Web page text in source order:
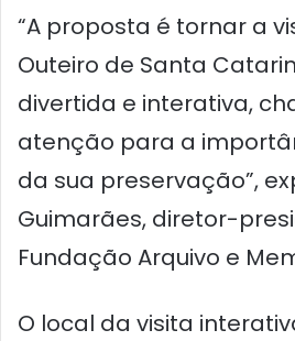
“A proposta é tornar a
Outeiro de Santa
divertida e interativa,
atenção para a
da sua preservação”,
Guimarães, diretor-
Fundação Arquivo e
O local da visita